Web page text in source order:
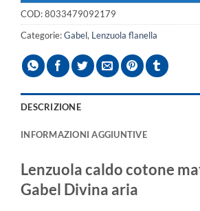
COD:8033479092179
Categorie:Gabel, Lenzuola flanella
DESCRIZIONE
INFORMAZIONI AGGIUNTIVE
Lenzuola caldo cotone
Gabel Divina aria